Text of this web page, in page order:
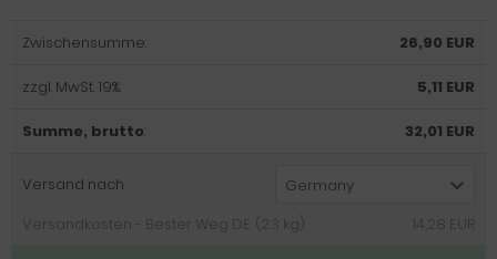
Zwischensumme: 26,90 EUR
zzgl. MwSt. 19%: 5,11 EUR
Summe, brutto: 32,01 EUR
Versand nach
Germany
Versandkosten - Bester Weg DE: (2.3 kg):
14,28 EUR